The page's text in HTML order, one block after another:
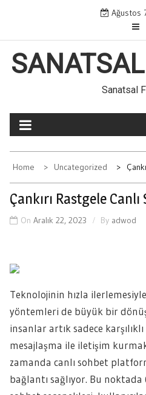
content
Ağustos
Sanatsal
Home Uncategorized
Çankırı Rastgele
On Aralık 22, 2023 By adwod
Teknolojinin hızla
yöntemleri de büyük bir
insanlar artık sadece
mesajlaşma ile iletişim
zamanda canlı sohbet
bağlantı sağlıyor. Bu noktada